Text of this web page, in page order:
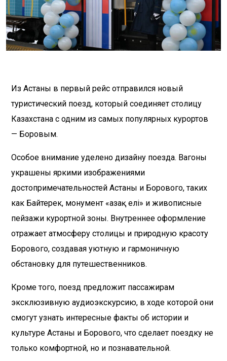
Из Астаны в первый рейс отправился новый
туристический поезд, который соединяет столицу
Казахстана с одним из самых популярных курортов
— Боровым.
Особое внимание уделено дизайну поезда. Вагоны
украшены яркими изображениями
достопримечательностей Астаны и Борового, таких
как Байтерек, монумент «Қазақ елі» и живописные
пейзажи курортной зоны. Внутреннее оформление
отражает атмосферу столицы и природную красоту
Борового, создавая уютную и гармоничную
обстановку для путешественников.
Кроме того, поезд предложит пассажирам
эксклюзивную аудиоэкскурсию, в ходе которой они
смогут узнать интересные факты об истории и
культуре Астаны и Борового, что сделает поездку не
только комфортной, но и познавательной.